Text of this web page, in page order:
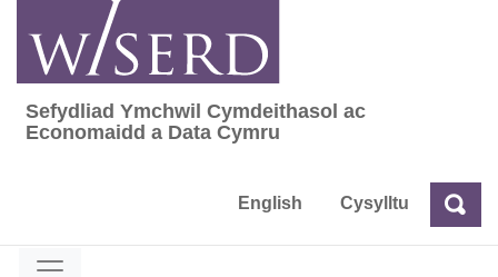
content
Sefydliad Ymchwil Cymdeithasol ac
Sefydliad Ymchwil Cymdeithasol ac
Economaidd a Data Cymru
English Cysylltu Chwilio